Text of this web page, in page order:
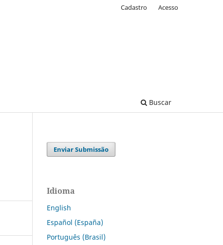
Buscar
Cadastro Acesso
Enviar Submissão
Idioma
English
Español (España)
Português (Brasil)